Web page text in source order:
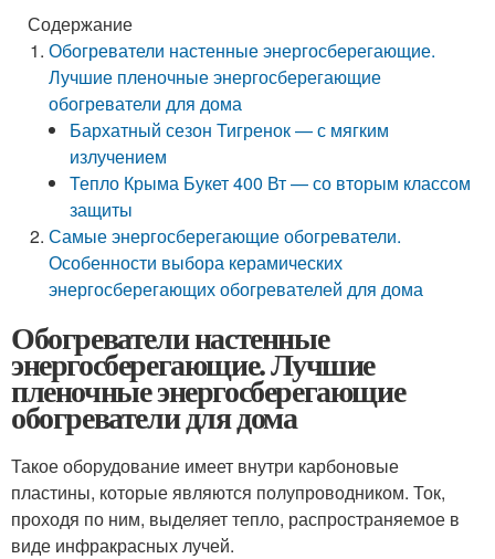
Содержание
Обогреватели настенные энергосберегающие.
Лучшие пленочные энергосберегающие
обогреватели для дома
Бархатный сезон Тигренок — с мягким
излучением
Тепло Крыма Букет 400 Вт — со вторым классом
защиты
Самые энергосберегающие обогреватели.
Особенности выбора керамических
энергосберегающих обогревателей для дома
Обогреватели настенные
энергосберегающие. Лучшие
пленочные энергосберегающие
обогреватели для дома
Такое оборудование имеет внутри карбоновые
пластины, которые являются полупроводником. Ток,
проходя по ним, выделяет тепло, распространяемое в
виде инфракрасных лучей.